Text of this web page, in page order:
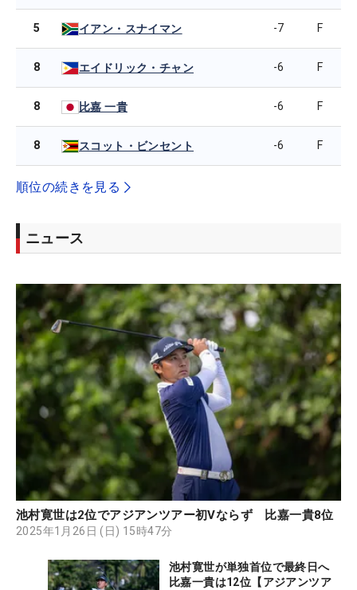
5 イアン・スナイマン -7 F
8 エイドリック・チャン -6 F
8 比嘉 一貴 -6 F
8 スコット・ビンセント -6 F
順位の続きを見る
ニュース
池村寛世は2位でアジアンツアー初Vならず 比嘉一貴8位
2025年1月26日 (日) 15時47分
池村寛世が単独首位で最終日へ
比嘉一貴は12位【アジアンツア